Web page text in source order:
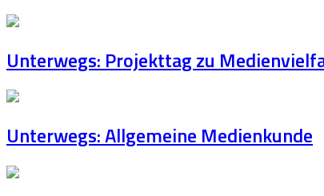
Unterwegs: Projekttag zu
Unterwegs: Allgemeine Medienkunde